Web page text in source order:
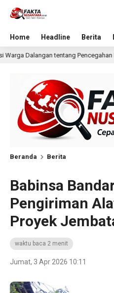
Home Headline Berita
KDRT dan Komunikasi Keluarga
Beranda Berita
Babinsa
Pengiriman
Proyek
waktu baca 2 menit
Jumat, 3 Apr 2026 10:11